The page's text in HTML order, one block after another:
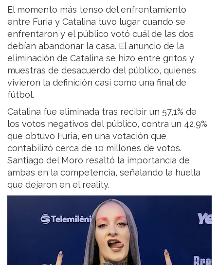
El momento más tenso del enfrentamiento
entre Furia y Catalina tuvo lugar cuando se
enfrentaron y el público votó cuál de las dos
debían abandonar la casa. El anuncio de la
eliminación de Catalina se hizo entre gritos y
muestras de desacuerdo del público, quienes
vivieron la definición casi como una final de
fútbol.
Catalina fue eliminada tras recibir un 57,1% de
los votos negativos del público, contra un 42,9%
que obtuvo Furia, en una votación que
contabilizó cerca de 10 millones de votos.
Santiago del Moro resaltó la importancia de
ambas en la competencia, señalando la huella
que dejaron en el reality.